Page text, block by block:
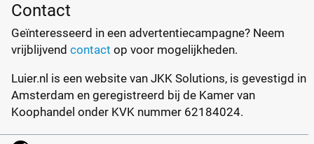
Contact
Geïnteresseerd in een advertentiecampagne? Neem
vrijblijvend contact op voor mogelijkheden.
Luier.nl is een website van JKK Solutions, is gevestigd in
Amsterdam en geregistreerd bij de Kamer van
Koophandel onder KVK nummer 62184024.